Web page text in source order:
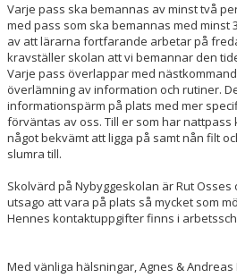
Varje pass ska bemannas av minst två
med pass som ska bemannas med minst
av att lärarna fortfarande arbetar på
kravställer skolan att vi bemannar den
Varje pass överlappar med
överlämning av information och rutiner.
informationspärm på plats med mer
förväntas av oss. Till er som har nattpass
något bekvämt att ligga på samt nån filt
slumra till.
Skolvärd på Nybyggeskolan är Rut
utsago att vara på plats så mycket som
Hennes kontaktuppgifter finns i
Med vänliga hälsningar, Agnes &